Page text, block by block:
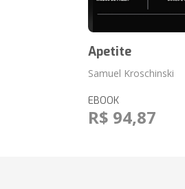
Apetite
Samuel Kroschinski
EBOOK
R$ 94,87